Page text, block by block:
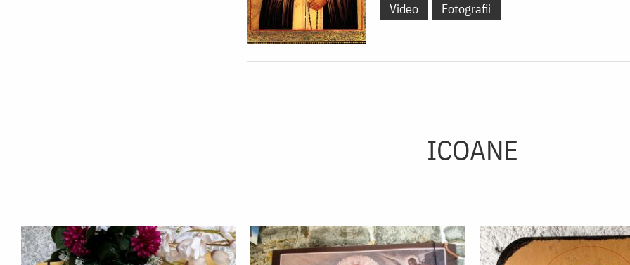
Video
Fotografii
ICOANE